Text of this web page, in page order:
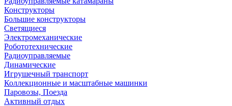
Конструкторы
Большие конструкторы
Светящиеся
Электромеханические
Робототехнические
Радиоуправляемые
Динамические
Игрушечный транспорт
Коллекционные и масштабные машинки
Паровозы, Поезда
Активный отдых